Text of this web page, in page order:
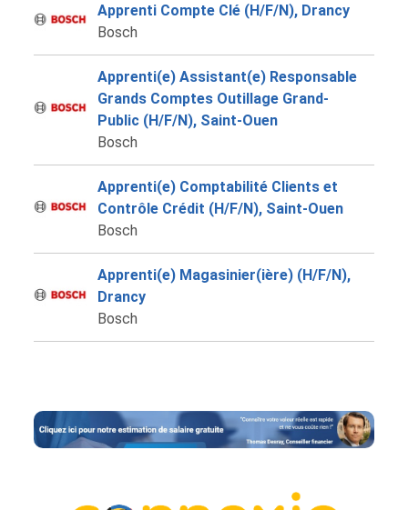
Apprenti Compte Clé (H/F/N), Drancy
Bosch
Apprenti(e) Assistant(e) Responsable
Grands Comptes Outillage Grand-
Public (H/F/N), Saint-Ouen
Bosch
Apprenti(e) Comptabilité Clients et
Contrôle Crédit (H/F/N), Saint-Ouen
Bosch
Apprenti(e) Magasinier(ière) (H/F/N),
Drancy
Bosch